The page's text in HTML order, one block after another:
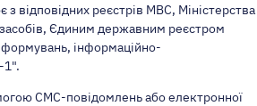
відповідних реєстрів МВС, Міністерства
Єдиним державним реєстром
формувань, інформаційно-
1".
СМС-повідомлень або електронної